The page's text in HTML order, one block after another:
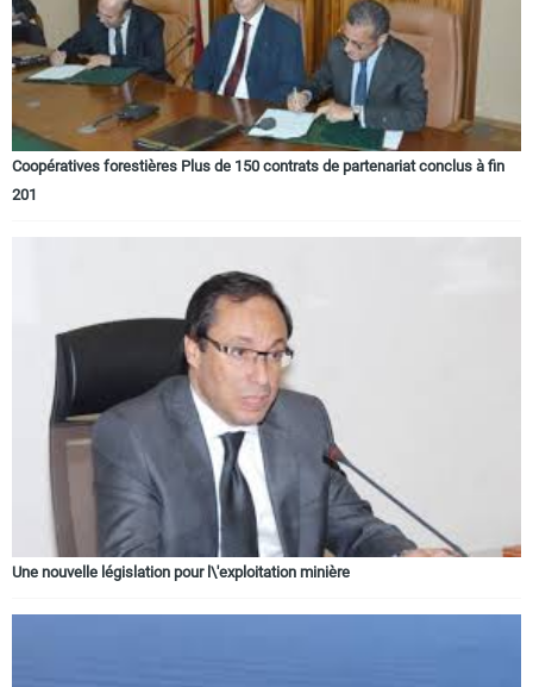
Circuits touristiques
Tourisme
Régions
Evenements
Contact
Coopératives forestières Plus de 150 contrats de partenariat conclus à fin
201
Une nouvelle législation pour l\'exploitation minière